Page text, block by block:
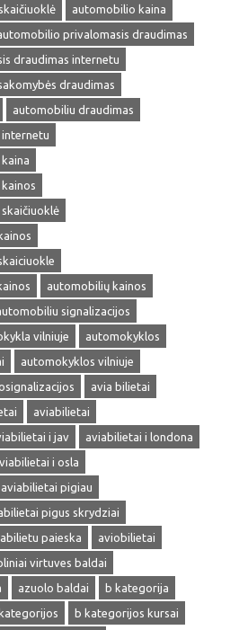
automobilio kaina
privalomasis draudimas
draudimas internetu
draudimas
automobiliu draudimas
automobilių kainos
signalizacijos
vilniuje
automokyklos
automokyklos vilniuje
avia bilietai
aviabilietai
i jav
aviabilietai i londona
i osla
aviabilietai pigiau
pigus skrydziai
paieska
aviobilietai
virtuves baldai
azuolo baldai
b kategorija
b kategorijos kursai